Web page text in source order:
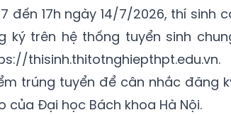
đến 17h ngày 14/7/2026, thí sinh
ký trên hệ thống tuyển sinh
thisinh.thitotnghiepthpt.edu.vn.
trúng tuyển để cân nhắc đăng
Đại học Bách khoa Hà Nội.